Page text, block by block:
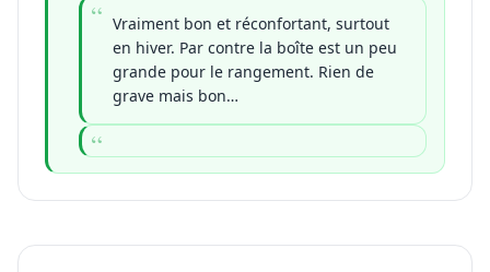
Vraiment bon et réconfortant, surtout
en hiver. Par contre la boîte est un peu
grande pour le rangement. Rien de
grave mais bon…